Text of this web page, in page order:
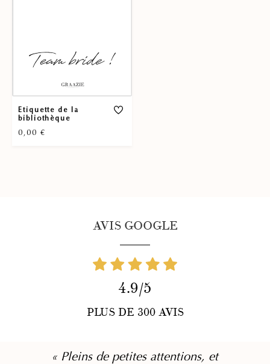
Etiquette de la
bibliothèque
0,00 €
AVIS GOOGLE
4.9/5
PLUS DE 300 AVIS
« Pleins de petites attentions, et